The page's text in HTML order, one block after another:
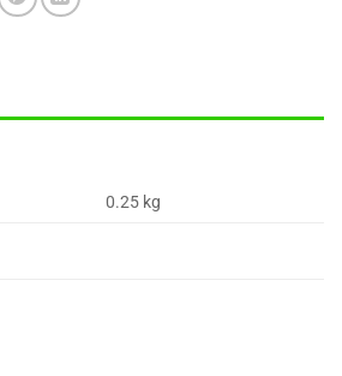
0.25 kg